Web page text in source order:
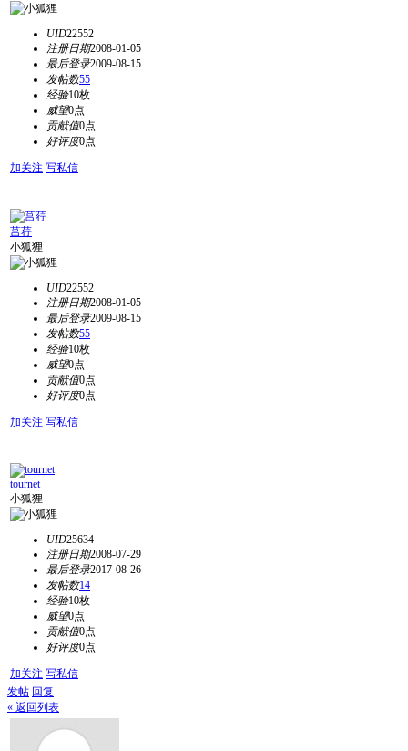
UID22552
注册日期2008-01-05
最后登录2009-08-15
发帖数55
经验10枚
威望0点
贡献值0点
好评度0点
加关注 写私信
莒荇
小狐狸
UID22552
注册日期2008-01-05
最后登录2009-08-15
发帖数55
经验10枚
威望0点
贡献值0点
好评度0点
加关注 写私信
tournet
小狐狸
UID25634
注册日期2008-07-29
最后登录2017-08-26
发帖数14
经验10枚
威望0点
贡献值0点
好评度0点
加关注 写私信
发帖 回复
« 返回列表